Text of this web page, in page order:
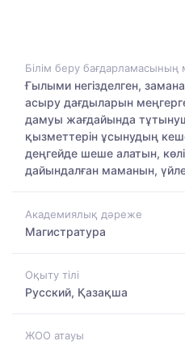
Білім беру бағдарламасының
Ғылыми негізделген,
асыру дағдыларын
дамуы жағдайында
қызметтерін ұсынудың
деңгейде шеше алатын,
дайындалған маманын,
Академиялық дәреже
Магистратура
Оқыту тілі
Русский, Қазақша
ЖОО атауы